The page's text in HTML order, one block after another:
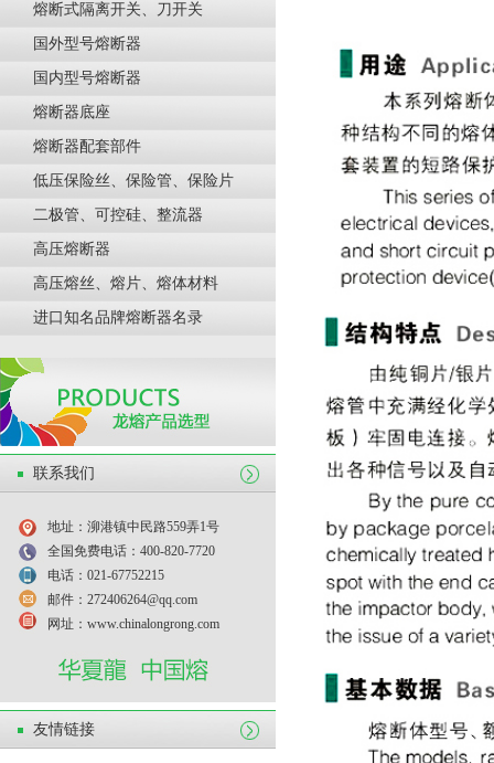
熔断式隔离开关、刀开关
国外型号熔断器
国内型号熔断器
熔断器底座
熔断器配套部件
低压保险丝、保险管、保险片
二极管、可控硅、整流器
高压熔断器
高压熔丝、熔片、熔体材料
进口知名品牌熔断器名录
联系我们
地址：泖港镇中民路559弄1号
全国免费电话：400-820-7720
电话：021-67752215
邮件：272406264@qq.com
网址：www.chinalongrong.com
友情链接